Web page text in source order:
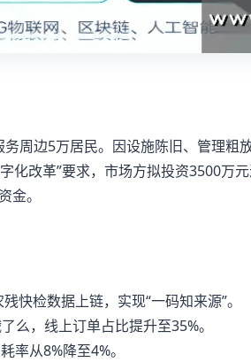
周边5万居民。因设施陈旧、管理粗
化改革”要求，市场方拟投资3500万
金。
快检数据上链，实现“一码知来源”。
么，线上订单占比提升至35%。
率从8%降至4%。